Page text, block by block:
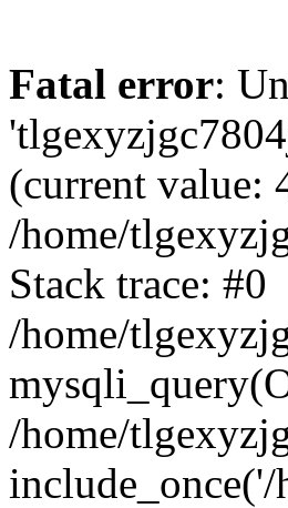
Fatal error:
(current value:
/home/
Stack trace: #0
/home/
/home/